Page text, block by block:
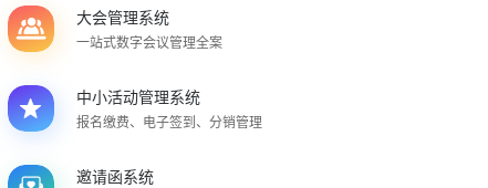
大会管理系统
一站式数字会议管理全案
中小活动管理系统
报名缴费、电子签到、分销管理
邀请函系统